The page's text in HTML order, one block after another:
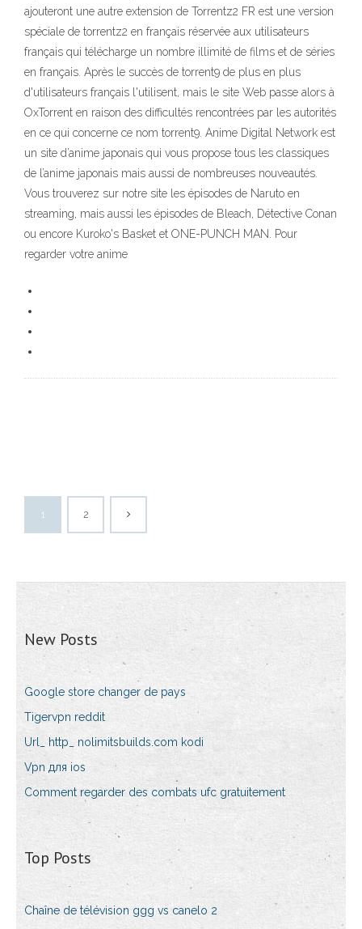
ajouteront une autre extension de Torrentz2 FR est une version
spéciale de torrentz2 en français réservée aux utilisateurs
français qui télécharge un nombre illimité de films et de séries
en français. Après le succès de torrent9 de plus en plus
d'utilisateurs français l'utilisent, mais le site Web passe alors à
OxTorrent en raison des difficultés rencontrées par les autorités
en ce qui concerne ce nom torrent9. Anime Digital Network est
un site d’anime japonais qui vous propose tous les classiques
de l’anime japonais mais aussi de nombreuses nouveautés.
Vous trouverez sur notre site les épisodes de Naruto en
streaming, mais aussi les épisodes de Bleach, Détective Conan
ou encore Kuroko's Basket et ONE-PUNCH MAN. Pour
regarder votre anime
1 2
New Posts
Google store changer de pays
Tigervpn reddit
Url_ http_ nolimitsbuilds.com kodi
Vpn для ios
Comment regarder des combats ufc gratuitement
Top Posts
Chaîne de télévision ggg vs canelo 2